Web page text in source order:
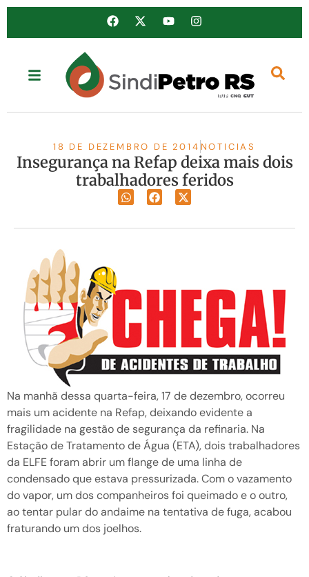
18 DE DEZEMBRO DE 2014 NOTICIAS
Insegurança na Refap deixa mais dois
trabalhadores feridos
Na manhã dessa quarta-feira, 17 de dezembro, ocorreu
mais um acidente na Refap, deixando evidente a
fragilidade na gestão de segurança da refinaria. Na
Estação de Tratamento de Água (ETA), dois trabalhadores
da ELFE foram abrir um flange de uma linha de
condensado que estava pressurizada. Com o vazamento
do vapor, um dos companheiros foi queimado e o outro,
ao tentar pular do andaime na tentativa de fuga, acabou
fraturando um dos joelhos.